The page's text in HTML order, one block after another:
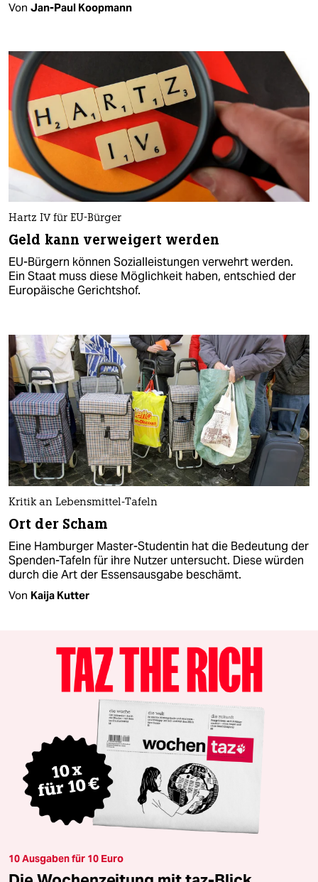
Von Jan-Paul Koopmann
Hartz IV für EU-Bürger
Geld kann verweigert werden
EU-Bürgern können Sozialleistungen verwehrt werden.
Ein Staat muss diese Möglichkeit haben, entschied der
Europäische Gerichtshof.
Kritik an Lebensmittel-Tafeln
Ort der Scham
Eine Hamburger Master-Studentin hat die Bedeutung der
Spenden-Tafeln für ihre Nutzer untersucht. Diese würden
durch die Art der Essensausgabe beschämt.
Von Kaija Kutter
10 Ausgaben für 10 Euro